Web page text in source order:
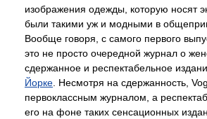
изображения одежды, которую носят
были такими уж и модными в
Вообще говоря, с самого первого
это не просто очередной журнал о
сдержанное и респектабельное
Йорке . Несмотря на сдержанность,
первоклассным журналом, а
его на фоне таких сенсационных